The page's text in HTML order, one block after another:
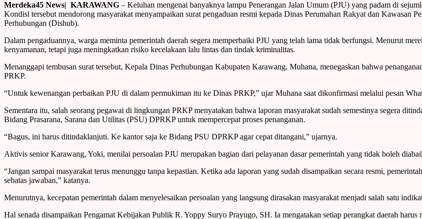
Merdeka45 News| KARAWANG – Keluhan mengenai banyaknya lampu Penerangan Jalan Umum (PJU) yang padam di
Kondisi tersebut mendorong masyarakat menyampaikan surat pengaduan resmi kepada Dinas Perumahan Rakyat dan Kawasan
Perhubungan (Dishub).
Dalam pengaduannya, warga meminta pemerintah daerah segera memperbaiki PJU yang telah lama tidak berfungsi. Menurut
kenyamanan, tetapi juga meningkatkan risiko kecelakaan lalu lintas dan tindak kriminalitas.
Menanggapi tembusan surat tersebut, Kepala Dinas Perhubungan Kabupaten Karawang, Muhana, menegaskan bahwa
PRKP.
“Untuk kewenangan perbaikan PJU di dalam permukiman itu ke Dinas PRKP,” ujar Muhana saat dikonfirmasi melalui pesan
Sementara itu, salah seorang pegawai di lingkungan PRKP menyatakan bahwa laporan masyarakat sudah semestinya segera
Bidang Prasarana, Sarana dan Utilitas (PSU) DPRKP untuk mempercepat proses penanganan.
“Bagus, ini harus ditindaklanjuti. Ke kantor saja ke Bidang PSU DPRKP agar cepat ditangani,” ujarnya.
Aktivis senior Karawang, Yoki, menilai persoalan PJU merupakan bagian dari pelayanan dasar pemerintah yang tidak boleh
“Jangan sampai masyarakat terus menunggu tanpa kepastian. Ketika ada laporan yang sudah disampaikan secara resmi,
sebatas jawaban,” katanya.
Menurutnya, kecepatan pemerintah dalam menyelesaikan persoalan yang langsung dirasakan masyarakat menjadi salah satu
Hal senada disampaikan Pengamat Kebijakan Publik R. Yoppy Suryo Prayugo, SH. Ia mengatakan setiap perangkat daerah